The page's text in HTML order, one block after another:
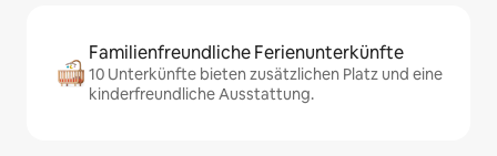
Familienfreundliche Ferienunterkünfte
10 Unterkünfte bieten zusätzlichen Platz und eine
kinderfreundliche Ausstattung.